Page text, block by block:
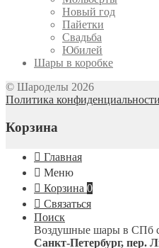
Новый год
Пайетки
Свадьба
Юбилей
Шары в коробке
© Шароделы 2026
Политика конфиденциальности
Корзина
Главная
Меню
Корзина 0
Связаться
Поиск
Воздушные шары в СПб с
Санкт-Петербург, пер.